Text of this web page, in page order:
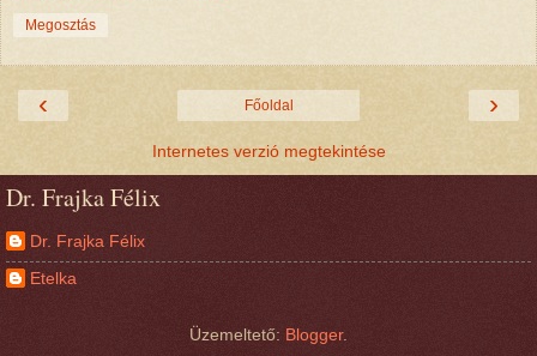
Megosztás
‹ ›
Főoldal
Internetes verzió megtekintése
Dr. Frajka Félix
Dr. Frajka Félix
Etelka
Üzemeltető: Blogger.